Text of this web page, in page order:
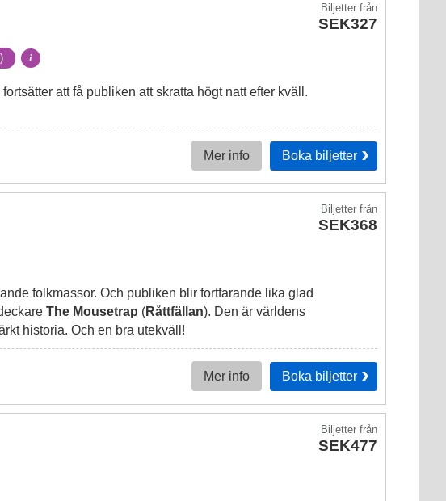
Biljetterfrån
SEK327
i
fortsätter att få publiken att skratta högt natt efter kväll.
Mer info Boka biljetter
Biljetterfrån
SEK368
folkmassor. Och publiken blir fortfarande lika glad
The Mousetrap (Råttfällan). Den är världens
historia. Och en bra utekväll!
Mer info Boka biljetter
Biljetterfrån
SEK477